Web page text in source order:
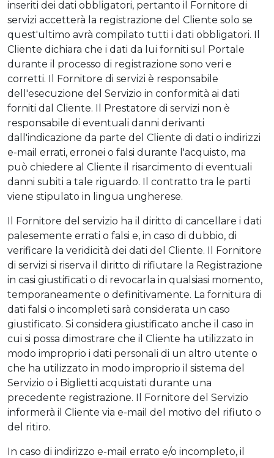
inseriti dei dati obbligatori, pertanto il Fornitore di
servizi accetterà la registrazione del Cliente solo se
quest'ultimo avrà compilato tutti i dati obbligatori. Il
Cliente dichiara che i dati da lui forniti sul Portale
durante il processo di registrazione sono veri e
corretti. Il Fornitore di servizi è responsabile
dell'esecuzione del Servizio in conformità ai dati
forniti dal Cliente. Il Prestatore di servizi non è
responsabile di eventuali danni derivanti
dall'indicazione da parte del Cliente di dati o indirizzi
e-mail errati, erronei o falsi durante l'acquisto, ma
può chiedere al Cliente il risarcimento di eventuali
danni subiti a tale riguardo. Il contratto tra le parti
viene stipulato in lingua ungherese.
Il Fornitore del servizio ha il diritto di cancellare i dati
palesemente errati o falsi e, in caso di dubbio, di
verificare la veridicità dei dati del Cliente. Il Fornitore
di servizi si riserva il diritto di rifiutare la Registrazione
in casi giustificati o di revocarla in qualsiasi momento,
temporaneamente o definitivamente. La fornitura di
dati falsi o incompleti sarà considerata un caso
giustificato. Si considera giustificato anche il caso in
cui si possa dimostrare che il Cliente ha utilizzato in
modo improprio i dati personali di un altro utente o
che ha utilizzato in modo improprio il sistema del
Servizio o i Biglietti acquistati durante una
precedente registrazione. Il Fornitore del Servizio
informerà il Cliente via e-mail del motivo del rifiuto o
del ritiro.
In caso di indirizzo e-mail errato e/o incompleto, il